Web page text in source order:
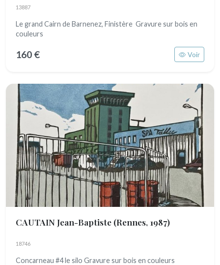
13887
Le grand Cairn de Barnenez, Finistère Gravure sur bois en
couleurs
160 € Voir
CAUTAIN Jean-Baptiste (Rennes, 1987)
18746
Concarneau #4 le silo Gravure sur bois en couleurs